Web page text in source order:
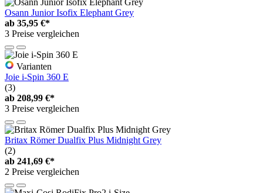
Osann Junior Isofix Elephant Grey
ab 35,95 €*
3 Preise vergleichen
Varianten
Joie i-Spin 360 E
(3)
ab 208,99 €*
3 Preise vergleichen
Britax Römer Dualfix Plus Midnight Grey
(2)
ab 241,69 €*
2 Preise vergleichen